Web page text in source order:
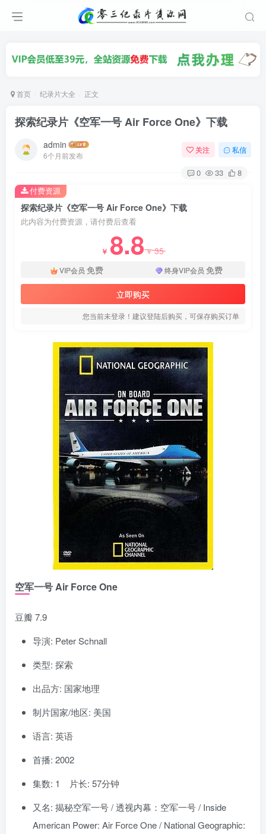
首页 纪录片大全 正文
探索纪录片《空军一号 Air Force One》下载
admin
6个月前发布
关注 私信
0 33 8
探索纪录片《空军一号 Air Force One》下载
此内容为付费资源，请付费后查看
￥ 8.8￥35
VIP会员 免费 终身VIP会员 免费
立即购买
您当前未登录！建议登陆后购买，可保存购买订单
付费资源
空军一号 Air Force One
豆瓣 7.9
导演: Peter Schnall
类型: 探索
出品方: 国家地理
制片国家/地区: 美国
语言: 英语
首播: 2002
集数: 1 片长: 57分钟
又名: 揭秘空军一号 / 透视内幕：空军一号 / Inside
American Power: Air Force One / National Geographic: